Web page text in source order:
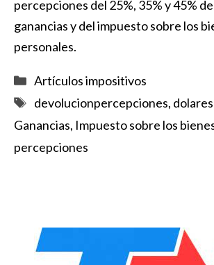
percepciones del 25%, 35% y 45%
ganancias y del impuesto sobre los
personales.
Categorías
Artículos impositivos
Etiquetas
devolucionpercepciones, dolares
Ganancias, Impuesto sobre los
percepciones